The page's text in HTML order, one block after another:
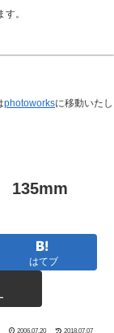
。
photoworksに移動いたし
135mm
はてブ
2006.07.20 2018.07.07